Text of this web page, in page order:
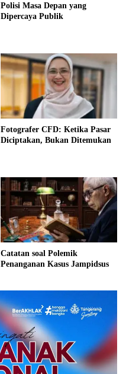
Polisi Masa Depan yang
Dipercaya Publik
Fotografer CFD: Ketika Pasar
Diciptakan, Bukan Ditemukan
Catatan soal Polemik
Penanganan Kasus Jampidsus